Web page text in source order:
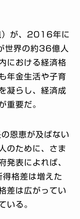
）が、2016年に
世界の約36億人
における経済格
年金生活や子育
凝らし、経済成
重要だ。
恩恵が及ばない
のために、さま
発表によれば、
格差は増えた
差は広がってい
いる。